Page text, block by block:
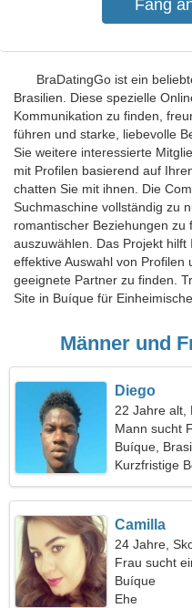
BraDatingGo ist ein
Brasilien. Diese spezielle
Kommunikation zu finden,
führen und starke, liebevolle
Sie weitere interessierte
mit Profilen basierend auf
chatten Sie mit ihnen. Die
Suchmaschine vollständig zu
romantischer Beziehungen
auszuwählen. Das Projekt
effektive Auswahl von Profilen
geeignete Partner zu finden.
Site in Buíque für
Männer und
Diego
22 Jahre alt,
Mann sucht
Buíque,
Kurzfristige
Camilla
24 Jahre,
Frau sucht
Buíque
Ehe